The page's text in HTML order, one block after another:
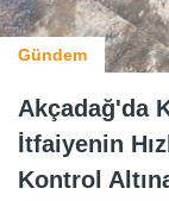
Gündem
Akçadağ'da
İtfaiyenin
Kontrol